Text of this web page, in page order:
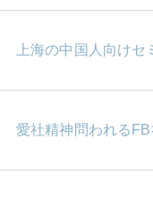
上海の中国人向け
愛社精神問われるFB